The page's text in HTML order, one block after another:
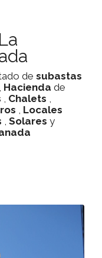
de subastas
, Hacienda de
, Chalets ,
, Locales
, Solares y